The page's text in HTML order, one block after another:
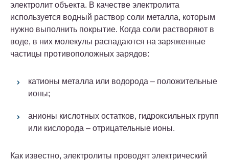
электролит объекта. В качестве электролита
используется водный раствор соли металла, которым
нужно выполнить покрытие. Когда соли растворяют в
воде, в них молекулы распадаются на заряженные
частицы противоположных зарядов:
катионы металла или водорода – положительные
ионы;
анионы кислотных остатков, гидроксильных групп
или кислорода – отрицательные ионы.
Как известно, электролиты проводят электрический